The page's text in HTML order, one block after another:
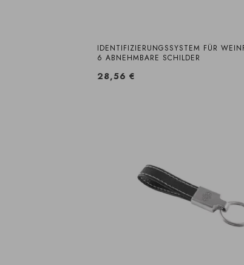
IDENTIFIZIERUNGSSYSTEM FÜR
6 ABNEHMBARE SCHILDER
28,56 €